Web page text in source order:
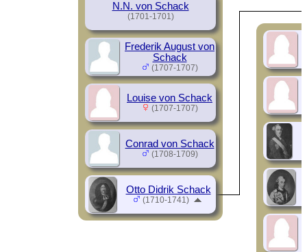
N.N. von Schack
(1701-1701)
Frederik August von
Schack
(1707-1707)
Louise von Schack
(1707-1707)
Conrad von Schack
(1708-1709)
Otto Didrik Schack
(1710-1741)